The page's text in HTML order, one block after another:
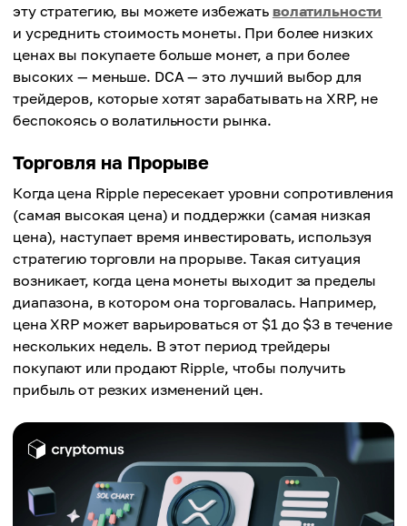
эту стратегию, вы можете избежать волатильности
и усреднить стоимость монеты. При более низких
ценах вы покупаете больше монет, а при более
высоких — меньше. DCA — это лучший выбор для
трейдеров, которые хотят зарабатывать на XRP, не
беспокоясь о волатильности рынка.
Торговля на Прорыве
Когда цена Ripple пересекает уровни сопротивления
(самая высокая цена) и поддержки (самая низкая
цена), наступает время инвестировать, используя
стратегию торговли на прорыве. Такая ситуация
возникает, когда цена монеты выходит за пределы
диапазона, в котором она торговалась. Например,
цена XRP может варьироваться от $1 до $3 в течение
нескольких недель. В этот период трейдеры
покупают или продают Ripple, чтобы получить
прибыль от резких изменений цен.